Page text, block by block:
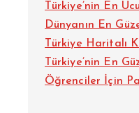
Türkiye’nin En
Dünyanın En
Türkiye Haritalı
Türkiye’nin En
Öğrenciler İçin